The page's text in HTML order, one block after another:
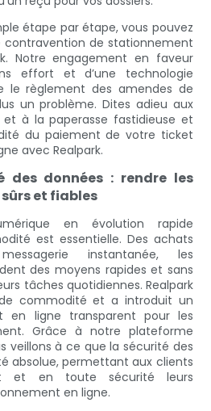
étape par étape, vous pouvez
de stationnement
Notre engagement en faveur
effort et d’une technologie
le règlement des amendes de
un problème. Dites adieu aux
à la paperasse fastidieuse et
du paiement de votre ticket
avec Realpark.
des données : rendre les
et fiables
en évolution rapide
est essentielle. Des achats
instantanée, les
des moyens rapides et sans
tâches quotidiennes. Realpark
commodité et a introduit un
en ligne transparent pour les
Grâce à notre plateforme
veillons à ce que la sécurité des
absolue, permettant aux clients
et en toute sécurité leurs
en ligne.